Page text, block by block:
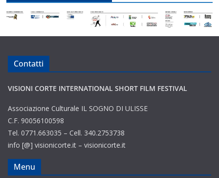
Contatti
VISIONI CORTE INTERNATIONAL SHORT FILM FESTIVAL
Associazione Culturale IL SOGNO DI ULISSE
C.F. 90056100598
Tel. 0771.663035 – Cell. 340.2753738
info [@] visionicorte.it – visionicorte.it
Menu